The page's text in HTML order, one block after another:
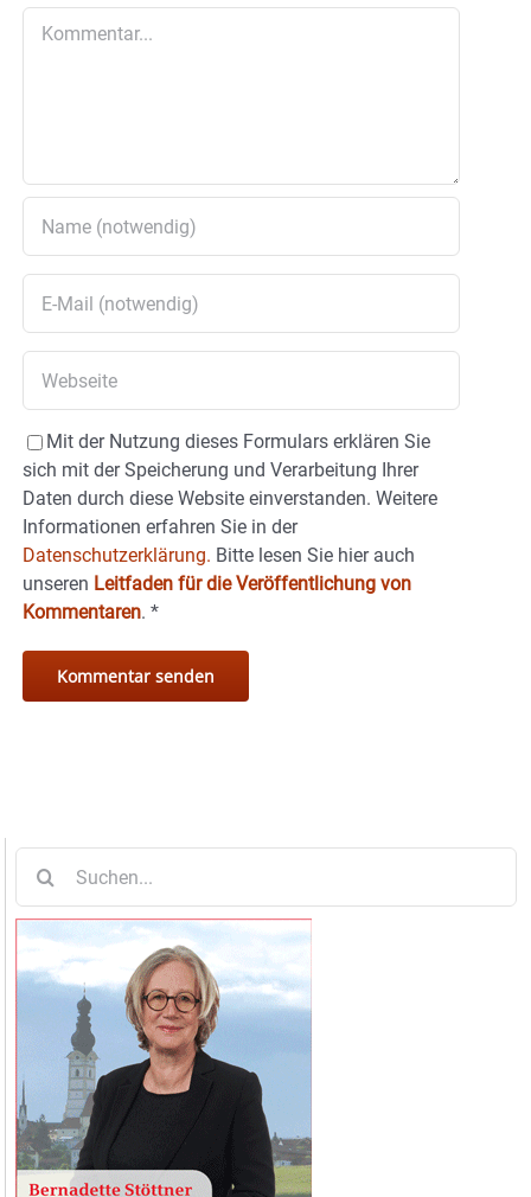
Mit der Nutzung dieses Formulars erklären Sie
sich mit der Speicherung und Verarbeitung Ihrer
Daten durch diese Website einverstanden. Weitere
Informationen erfahren Sie in der
Datenschutzerklärung. Bitte lesen Sie hier auch
unseren Leitfaden für die Veröffentlichung von
Kommentaren. *
nach: